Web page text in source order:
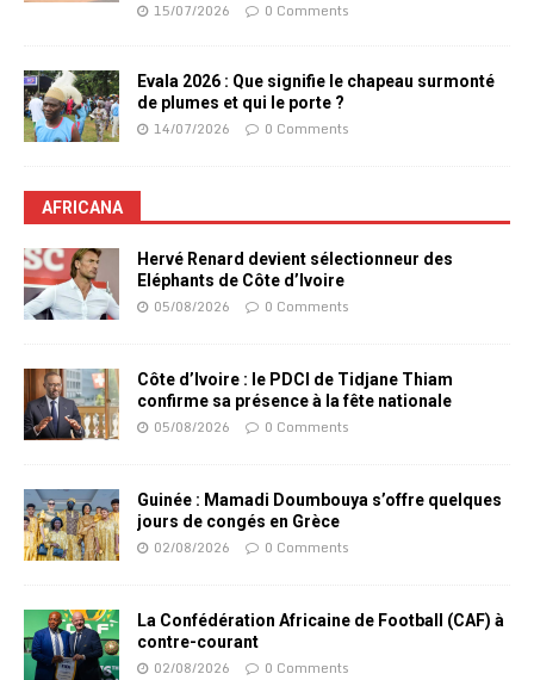
15/07/2026 0 Comments
Evala 2026 : Que signifie le chapeau surmonté
de plumes et qui le porte ?
14/07/2026 0 Comments
AFRICANA
Hervé Renard devient sélectionneur des
Eléphants de Côte d’Ivoire
05/08/2026 0 Comments
Côte d’Ivoire : le PDCI de Tidjane Thiam
confirme sa présence à la fête nationale
05/08/2026 0 Comments
Guinée : Mamadi Doumbouya s’offre quelques
jours de congés en Grèce
02/08/2026 0 Comments
La Confédération Africaine de Football (CAF) à
contre-courant
02/08/2026 0 Comments